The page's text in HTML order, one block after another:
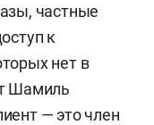
частные
к
нет в
Шамиль
— это член